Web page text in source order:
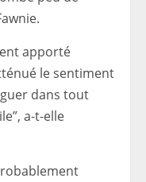
apporté
le sentiment
dans tout
a-t-elle